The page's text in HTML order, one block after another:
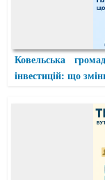
Ковельська
інвестицій: що